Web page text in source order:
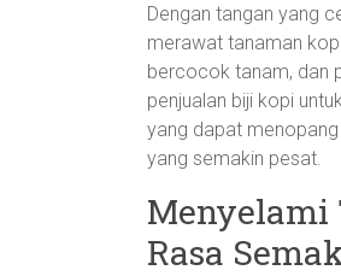
Dengan tangan yang
merawat tanaman
bercocok tanam, dan
penjualan biji kopi
yang dapat
yang semakin pesat.
Menyelami
Rasa